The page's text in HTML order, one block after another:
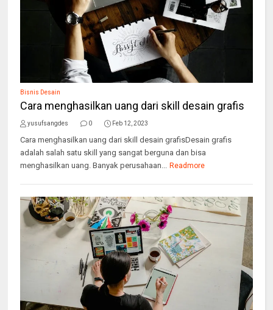
Bisnis Desain
Cara menghasilkan uang dari skill desain grafis
yusufsangdes 0 Feb 12, 2023
Cara menghasilkan uang dari skill desain grafisDesain grafis
adalah salah satu skill yang sangat berguna dan bisa
menghasilkan uang. Banyak perusahaan... Readmore